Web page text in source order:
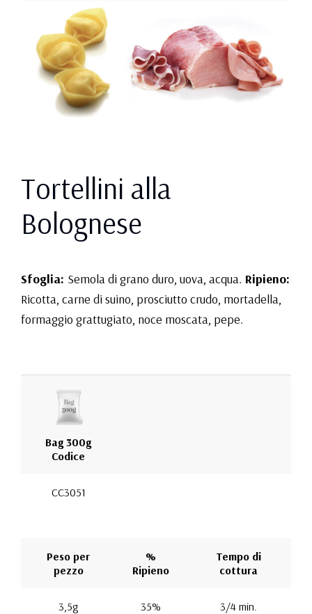
Tortellini alla
Bolognese
Sfoglia: Semola di grano duro, uova, acqua. Ripieno:
Ricotta, carne di suino, prosciutto crudo, mortadella,
formaggio grattugiato, noce moscata, pepe.
Bag 300g
Codice
CC3051
Peso per
pezzo
%
Ripieno
Tempo di
cottura
3,5g 35% 3/4 min.